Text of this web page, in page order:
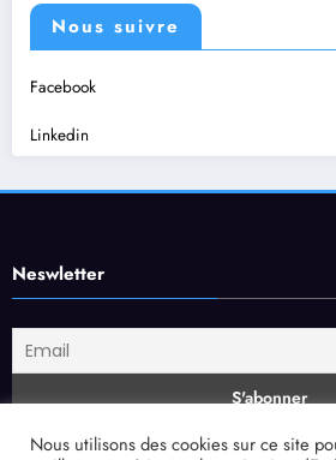
Nous suivre
Facebook
Linkedin
Neswletter
Mentions légales
Nous utilisons des cookies sur ce site